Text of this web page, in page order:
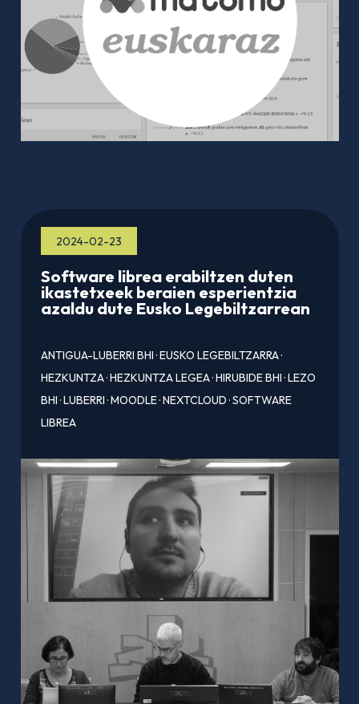
2024-02-23
Software librea erabiltzen duten
ikastetxeek beraien esperientzia
azaldu dute Eusko Legebiltzarrean
ANTIGUA-LUBERRI BHI·EUSKO LEGEBILTZARRA·
HEZKUNTZA·HEZKUNTZA LEGEA·HIRUBIDE BHI·LEZO
BHI·LUBERRI·MOODLE·NEXTCLOUD·SOFTWARE
LIBREA